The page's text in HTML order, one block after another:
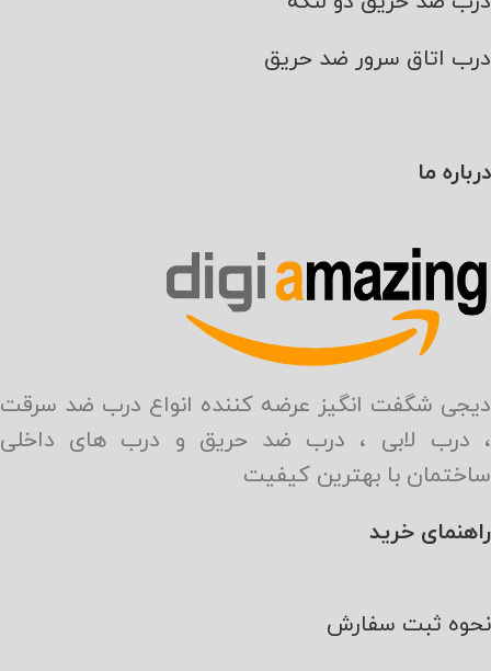
درب اتاق سرور ضد حریق
درباره ما
دیجی شگفت انگیز عرضه کننده انواع درب ضد سرقت
، درب لابی ، درب ضد حریق و درب های داخلی
ساختمان با بهترین کیفیت
راهنمای خرید
نحوه ثبت سفارش